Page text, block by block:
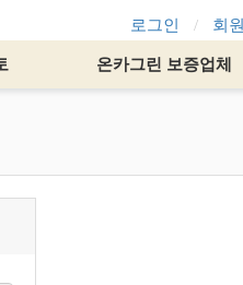
로그인 회
온카그린 보증업체